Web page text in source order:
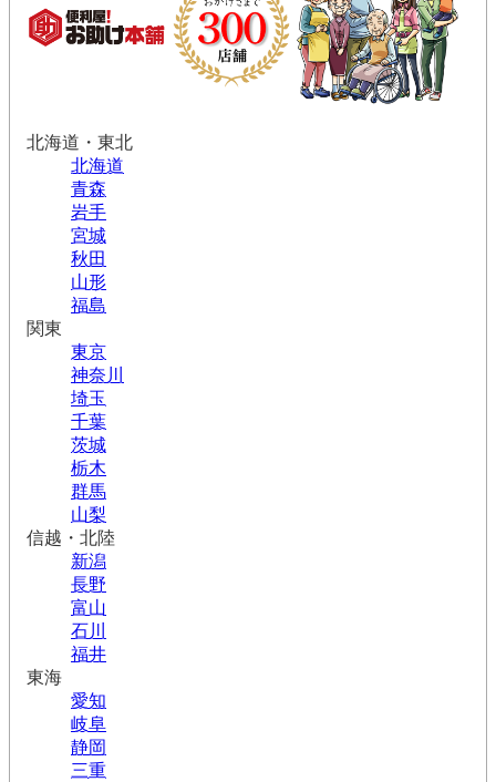
北海道・東北
北海道
青森
岩手
宮城
秋田
山形
福島
関東
東京
神奈川
埼玉
千葉
茨城
栃木
群馬
山梨
信越・北陸
新潟
長野
富山
石川
福井
東海
愛知
岐阜
静岡
三重